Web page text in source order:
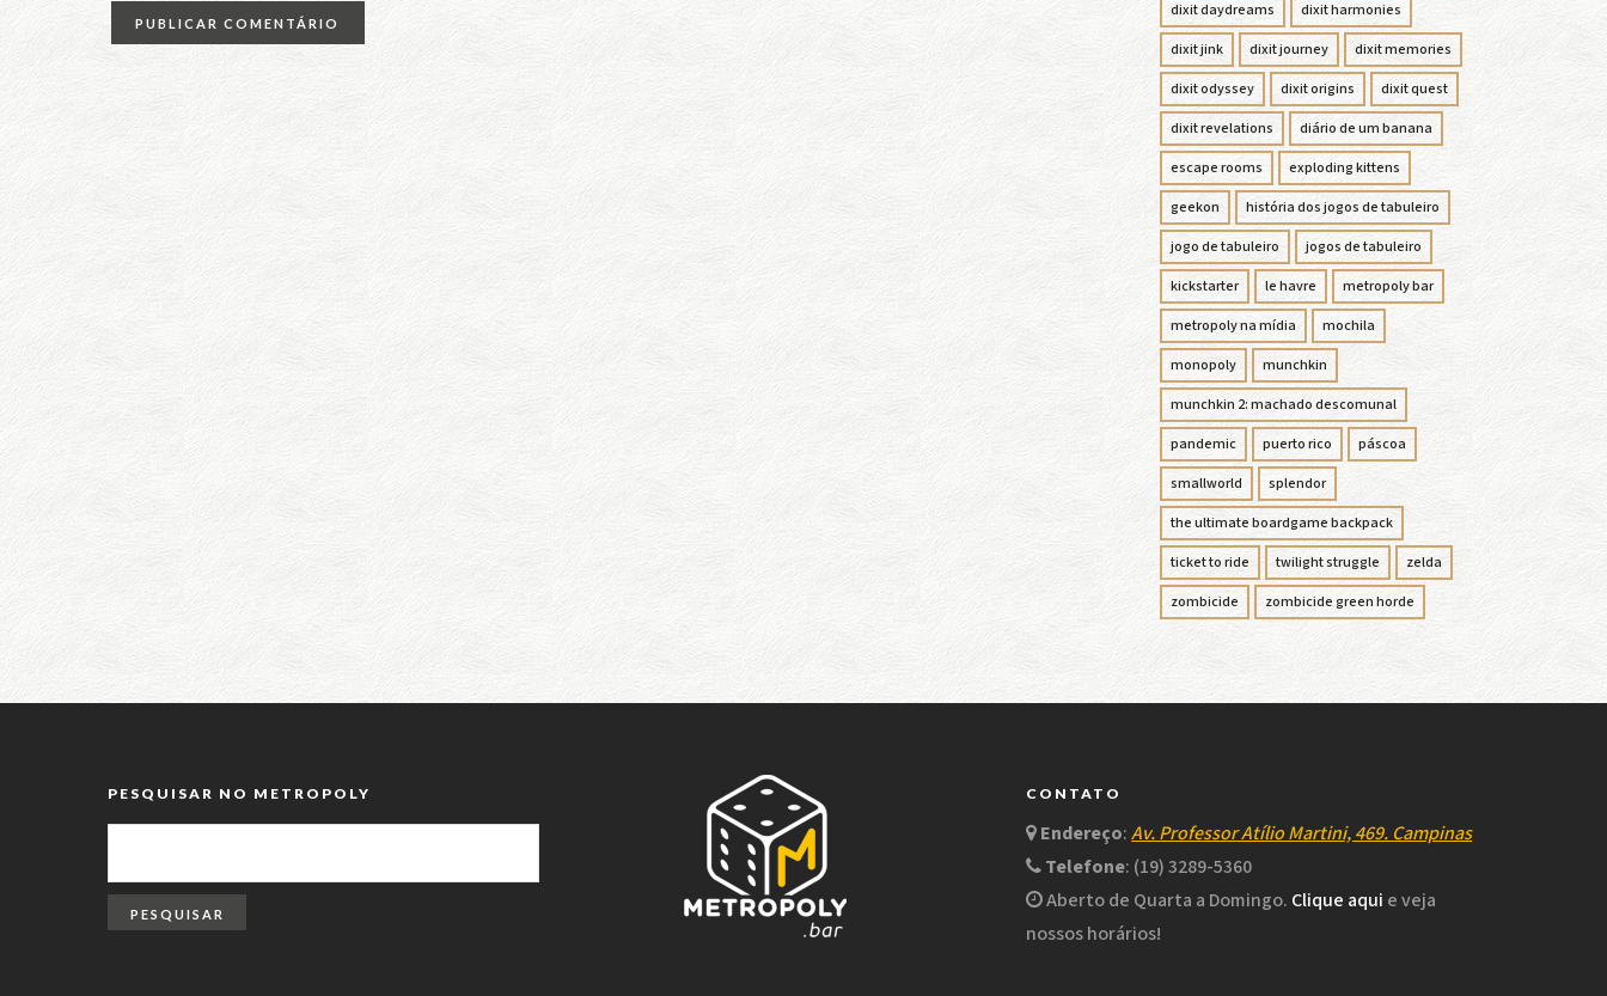
dixit daydreams dixit harmonies
dixit jink dixit journey dixit memories
dixit odyssey dixit origins dixit quest
dixit revelations diário de um banana
escape rooms exploding kittens
geekon história dos jogos de tabuleiro
jogo de tabuleiro jogos de tabuleiro
kickstarter le havre metropoly bar
metropoly na mídia mochila
monopoly munchkin
munchkin 2: machado descomunal
pandemic puerto rico páscoa
smallworld splendor
the ultimate boardgame backpack
ticket to ride twilight struggle zelda
zombicide zombicide green horde
PESQUISAR NO METROPOLY CONTATO
Endereço:Av. Professor Atílio Martini, 469. Campinas
Telefone: (19) 3289-5360
Aberto de Quarta a Domingo. Clique aqui e veja
nossos horários!